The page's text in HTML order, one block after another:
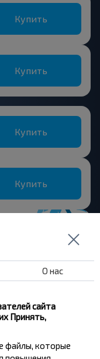
Купить
Купить
Купить
Купить
скидки и
INFOBUS.
О нас
сайта
Принять,
файлы, которые